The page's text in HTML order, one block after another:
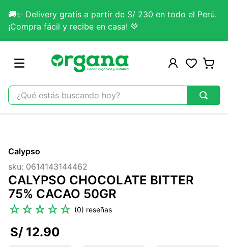
🚚✨ Delivery gratis a partir de S/ 230 en todo el Perú.
¡Compra fácil y recibe en casa! 💚
¿Qué estás buscando hoy?
2.
citrato magnesio
3.
colageno
4
kefir
5 .
lab nutrition
Calypso
sku: 0614143144462
CALYPSO CHOCOLATE BITTER
75% CACAO 50GR
☆☆☆☆☆ (0)
S/ 12.90